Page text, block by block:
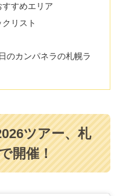
すめエリア
リスト
のカンパネラの札幌ラ
ツアー、札
開催！